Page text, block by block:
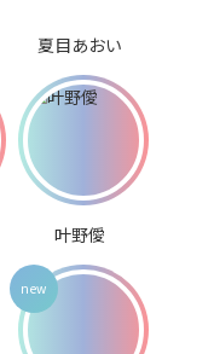
夏目あおい
叶野僾